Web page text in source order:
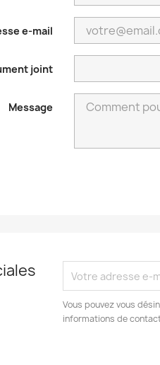
e-mail
joint
Message
Vous pouvez vous
informations de